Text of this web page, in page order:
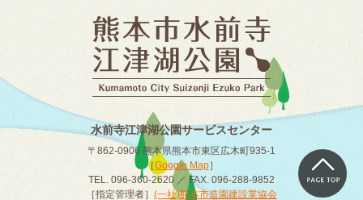
水前寺江津湖公園サービスセンター
〒862-0906 熊本県熊本市東区広木町935-1
［Google Map］
TEL. 096-360-2620 ／ FAX. 096-288-9852
［指定管理者］ (一社)熊本市造園建設業協会